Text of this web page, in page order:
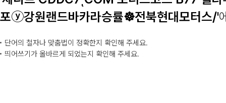
포ⓨ강원랜드바카라승률☸전북현대모터스/'
단어의 철자나 맞춤법이 정확한지 확인해 주세요.
띄어쓰기가 올바르게 되었는지 확인해 주세요.